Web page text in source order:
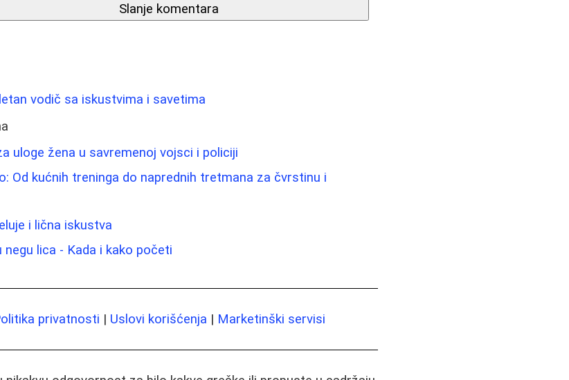
Slanje komentara
vodič sa iskustvima i savetima
uloge žena u savremenoj vojsci i policiji
Od kućnih treninga do naprednih tretmana za čvrstinu i
i lična iskustva
lica - Kada i kako početi
privatnosti | Uslovi korišćenja | Marketinški servisi